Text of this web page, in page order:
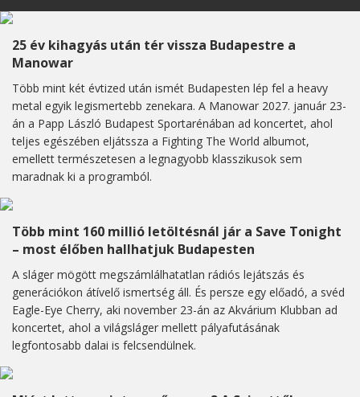
25 év kihagyás után tér vissza Budapestre a
Manowar
Több mint két évtized után ismét Budapesten lép fel a heavy
metal egyik legismertebb zenekara. A Manowar 2027. január 23-
án a Papp László Budapest Sportarénában ad koncertet, ahol
teljes egészében eljátssza a Fighting The World albumot,
emellett természetesen a legnagyobb klasszikusok sem
maradnak ki a programból.
Több mint 160 millió letöltésnál jár a Save Tonight
– most élőben hallhatjuk Budapesten
A sláger mögött megszámlálhatatlan rádiós lejátszás és
generációkon átívelő ismertség áll. És persze egy előadó, a svéd
Eagle-Eye Cherry, aki november 23-án az Akvárium Klubban ad
koncertet, ahol a világsláger mellett pályafutásának
legfontosabb dalai is felcsendülnek.